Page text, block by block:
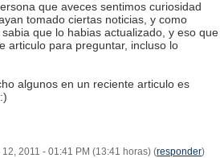
que aveces sentimos curiosidad
tomado ciertas noticias, y como
que lo habias actualizado, y eso que
articulo para preguntar, incluso lo
algunos en un reciente articulo es
2011 - 01:41 PM (13:41 horas) (responder)